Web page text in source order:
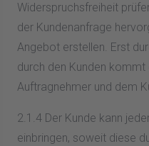
Widerspruchsfreiheit
der Kundenanfrage
Angebot erstellen. Erst
durch den Kunden
Auftragnehmer und dem
2.1.4 Der Kunde kann
einbringen, soweit diese